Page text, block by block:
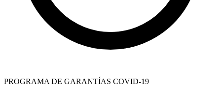
PROGRAMA DE GARANTÍAS COVID-19